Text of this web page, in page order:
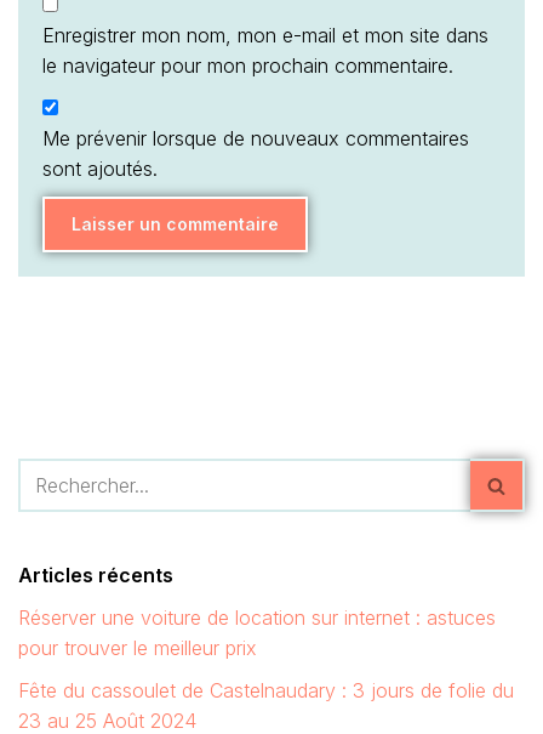
Enregistrer mon nom, mon e-mail et mon site dans
le navigateur pour mon prochain commentaire.
Me prévenir lorsque de nouveaux commentaires
sont ajoutés.
Articles récents
Réserver une voiture de location sur internet : astuces
pour trouver le meilleur prix
Fête du cassoulet de Castelnaudary : 3 jours de folie du
23 au 25 Août 2024